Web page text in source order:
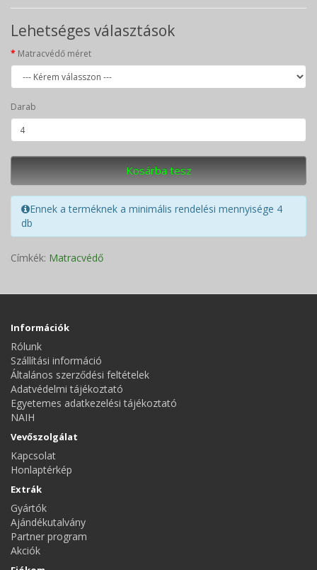
Lehetséges választások
Matracvédő méret
Darab
Kosárba tesz
Ennek a terméknek a minimális rendelési mennyisége 4
db
Címkék: Matracvédő
Információk
Rólunk
Szállítási információ
Általános szerződési feltételek
Adatvédelmi tájékoztató
Egyetemes adatkezelési tájékoztató
NAIH
Vevőszolgálat
Kapcsolat
Honlaptérkép
Extrák
Gyártók
Ajándékutalvány
Partner program
Akciók